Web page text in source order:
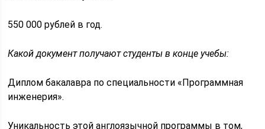
550 000 рублей в год.
Какой документ получают студенты в конце учебы:
Диплом бакалавра по специальности «Программная
инженерия».
Уникальность этой англоязычной программы в том,